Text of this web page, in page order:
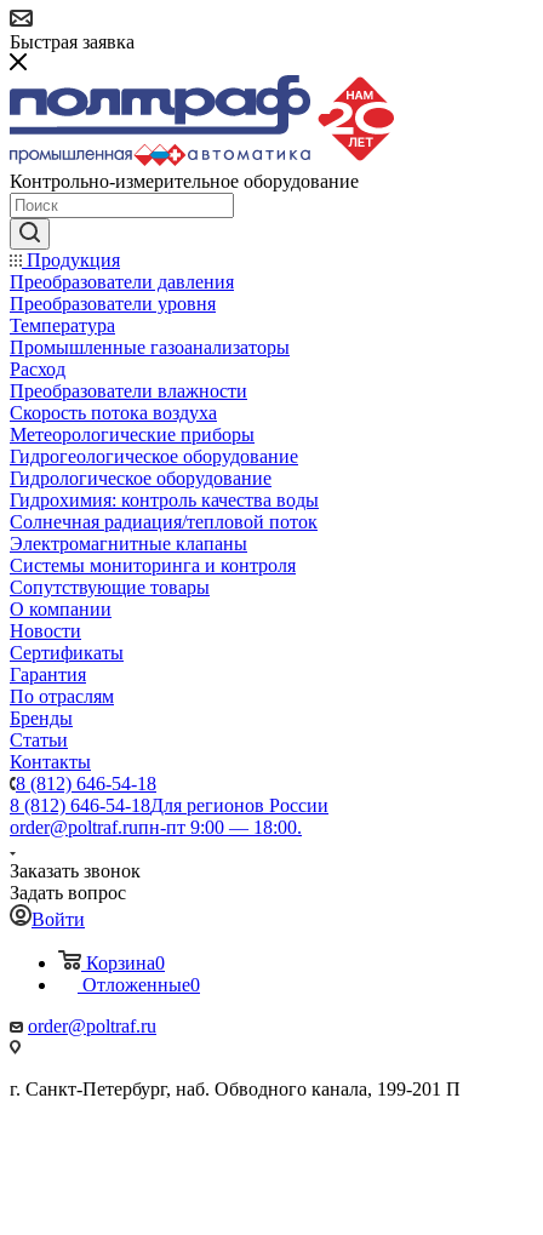
Быстрая заявка
Контрольно-измерительное оборудование
Продукция
Преобразователи давления
Преобразователи уровня
Температура
Промышленные газоанализаторы
Расход
Преобразователи влажности
Скорость потока воздуха
Метеорологические приборы
Гидрогеологическое оборудование
Гидрологическое оборудование
Гидрохимия: контроль качества воды
Солнечная радиация/тепловой поток
Электромагнитные клапаны
Системы мониторинга и контроля
Сопутствующие товары
О компании
Новости
Сертификаты
Гарантия
По отраслям
Бренды
Статьи
Контакты
8 (812) 646-54-18
8 (812) 646-54-18Для регионов России
order@poltraf.ruпн-пт 9:00 — 18:00.
Заказать звонок
Задать вопрос
Войти
Корзина0
Отложенные0
order@poltraf.ru
г. Санкт-Петербург, наб. Обводного канала, 199-201 П